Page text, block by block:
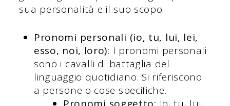
sua personalità e il suo scopo.
Pronomi personali (io, tu, lui, lei,
esso, noi, loro): I pronomi personali
sono i cavalli di battaglia del
linguaggio quotidiano. Si riferiscono
a persone o cose specifiche.